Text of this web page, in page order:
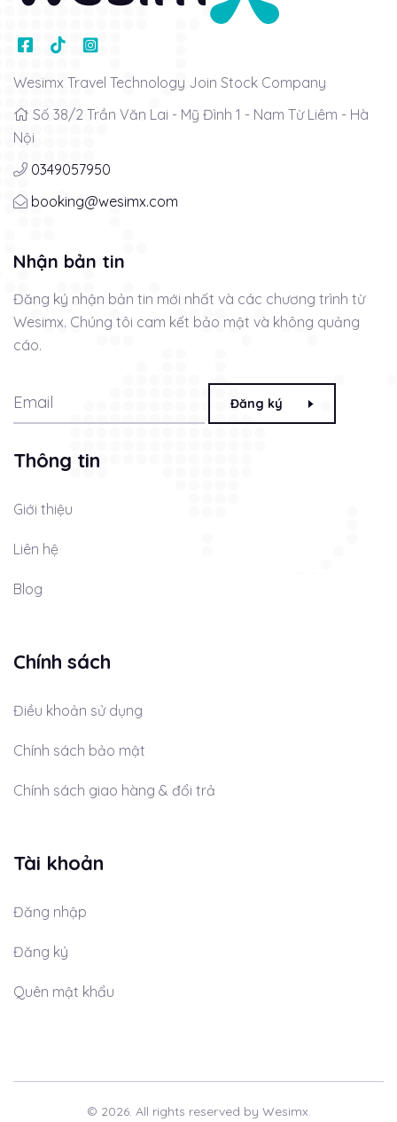
Wesimx Travel Technology Join Stock Company
Số 38/2 Trần Văn Lai - Mỹ Đình 1 - Nam Từ Liêm - Hà
Nội
0349057950
booking@wesimx.com
Nhận bản tin
Đăng ký nhận bản tin mới nhất và các chương trình từ
Wesimx. Chúng tôi cam kết bảo mật và không quảng
cáo.
Đăng ký
Thông tin
Giới thiệu
Liên hệ
Blog
Chính sách
Điều khoản sử dụng
Chính sách bảo mật
Chính sách giao hàng & đổi trả
Tài khoản
Đăng nhập
Đăng ký
Quên mật khẩu
© 2026. All rights reserved by Wesimx.